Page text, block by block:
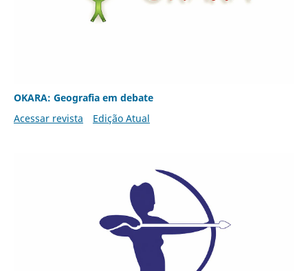
OKARA: Geografia em debate
Acessar revista
Edição Atual